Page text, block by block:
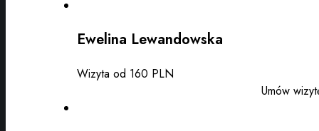
Ewelina Lewandowska
Wizyta od 160 PLN
Umów